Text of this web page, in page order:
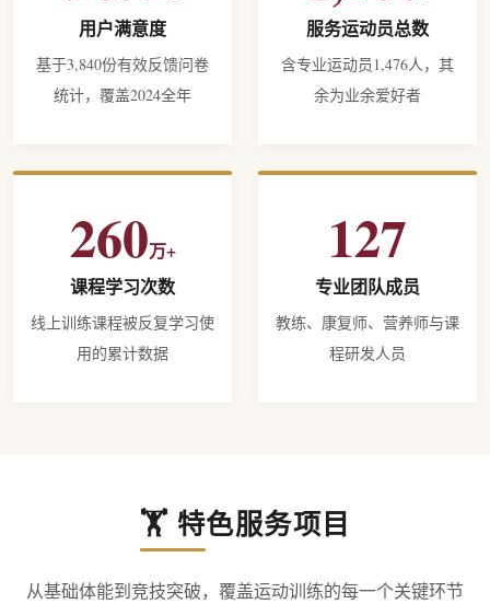
用户满意度
基于3,840份有效反馈问卷
统计，覆盖2024全年
服务运动员总数
含专业运动员1,476人，其
余为业余爱好者
260万+
课程学习次数
线上训练课程被反复学习使
用的累计数据
127
专业团队成员
教练、康复师、营养师与课
程研发人员
🏋️ 特色服务项目
从基础体能到竞技突破，覆盖运动训练的每一个关键环节